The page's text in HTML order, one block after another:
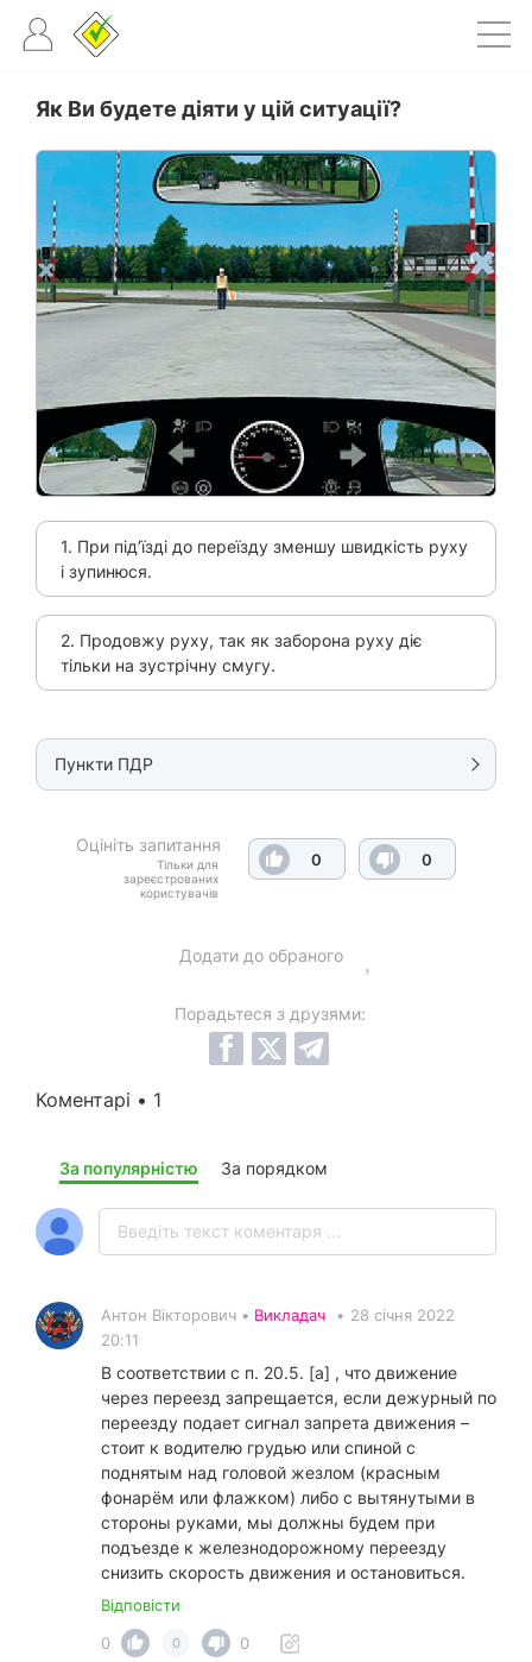
Як Ви будете діяти у цій ситуації?
1. При під’їзді до переїзду зменшу швидкість руху
і зупинюся.
2. Продовжу руху, так як заборона руху діє
тільки на зустрічну смугу.
Пункти ПДР
Оцініть запитання
Тільки для
зареєстрованих
користувачів
0 0
Додати до обраного
Порадьтеся з друзями:
Коментарі • 1
За популярністю За порядком
Антон Вікторович • Викладач • 28 січня 2022
20:11
В соответствии с п. 20.5. [а] , что движение
через переезд запрещается, если дежурный по
переезду подает сигнал запрета движения –
стоит к водителю грудью или спиной с
поднятым над головой жезлом (красным
фонарём или флажком) либо с вытянутыми в
стороны руками, мы должны будем при
подъезде к железнодорожному переезду
снизить скорость движения и остановиться.
Відповісти
0
0 0